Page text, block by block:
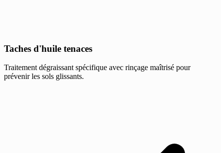
Taches d'huile tenaces
Traitement dégraissant spécifique avec rinçage maîtrisé pour
prévenir les sols glissants.